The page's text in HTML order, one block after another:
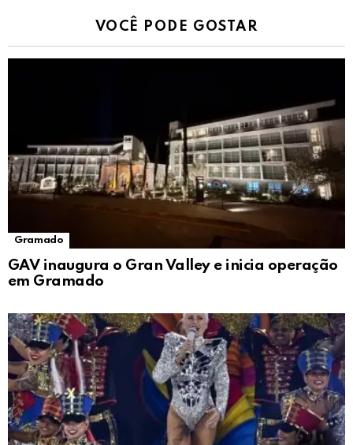
VOCÊ PODE GOSTAR
Gramado
GAV inaugura o Gran Valley e inicia operação
em Gramado